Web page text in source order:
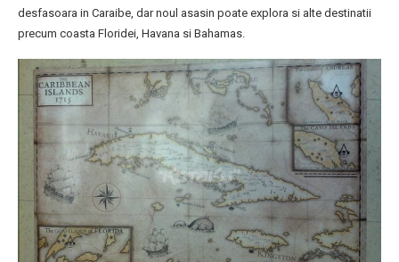
desfasoara in Caraibe, dar noul asasin poate explora si alte destinatii
precum coasta Floridei, Havana si Bahamas.